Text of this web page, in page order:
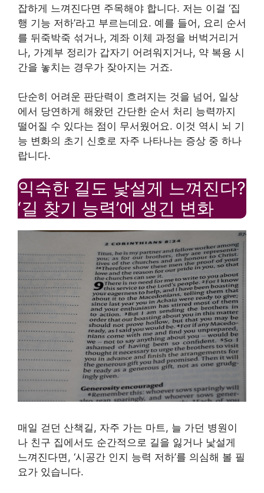
잡하게 느껴진다면 주목해야 합니다. 저는 이걸 ‘집
행 기능 저하’라고 부르는데요. 예를 들어, 요리 순서
를 뒤죽박죽 섞거나, 계좌 이체 과정을 버벅거리거
나, 가계부 정리가 갑자기 어려워지거나, 약 복용 시
간을 놓치는 경우가 잦아지는 거죠.
단순히 어려운 판단력이 흐려지는 것을 넘어, 일상
에서 당연하게 해왔던 간단한 순서 처리 능력까지
떨어질 수 있다는 점이 무서웠어요. 이것 역시 뇌 기
능 변화의 초기 신호로 자주 나타나는 증상 중 하나
랍니다.
익숙한 길도 낯설게 느껴진다?
‘길 찾기 능력’에 생긴 변화
매일 걷던 산책길, 자주 가는 마트, 늘 가던 병원이
나 친구 집에서도 순간적으로 길을 잃거나 낯설게
느껴진다면, ‘시공간 인지 능력 저하’를 의심해 볼 필
요가 있습니다.